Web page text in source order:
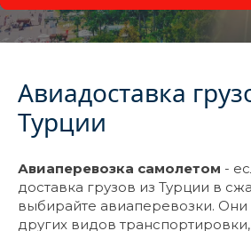
Авиадоставка
Турции
Авиаперевозка самолетом -
доставка грузов из Турции в
выбирайте авиаперевозки. Они
других видов транспортировки,